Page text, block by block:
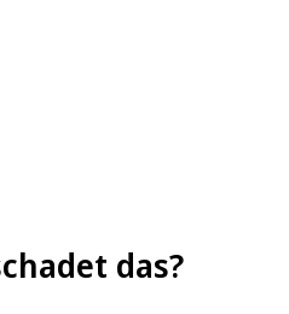
das?